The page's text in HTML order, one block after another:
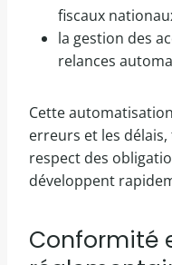
fiscaux
la gestion des
relances
Cette
erreurs et les
respect des
développent
Conformité